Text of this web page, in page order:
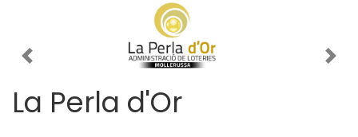
Imagen anterior
La Perla d'Or